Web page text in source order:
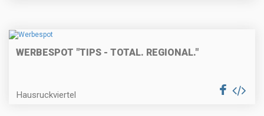
WERBESPOT "TIPS - TOTAL. REGIONAL."
Hausruckviertel